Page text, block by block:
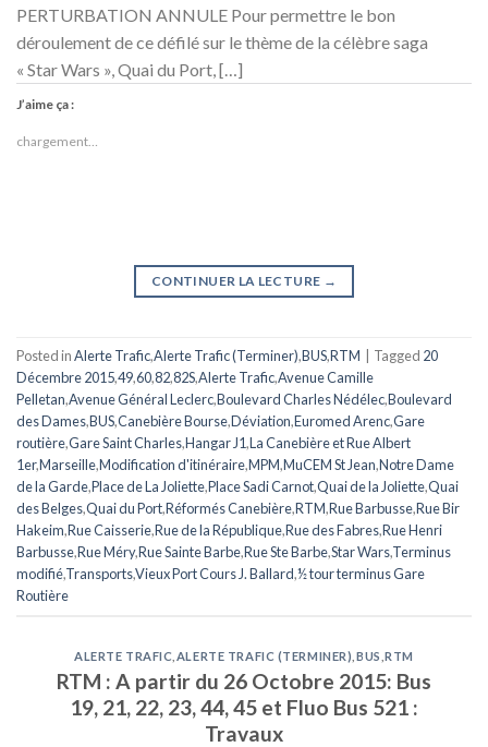
PERTURBATION ANNULE Pour permettre le bon
déroulement de ce défilé sur le thème de la célèbre saga
« Star Wars », Quai du Port, […]
J’aime ça :
chargement…
CONTINUER LA LECTURE →
Posted inAlerte Trafic,Alerte Trafic (Terminer),BUS,RTM Tagged 20
Décembre 2015,49,60,82,82S,Alerte Trafic,Avenue Camille
Pelletan,Avenue Général Leclerc,Boulevard Charles Nédélec,Boulevard
des Dames,BUS,Canebière Bourse,Déviation,Euromed Arenc,Gare
routière,Gare Saint Charles,Hangar J1,La Canebière et Rue Albert
1er,Marseille,Modification d'itinéraire,MPM,MuCEM St Jean,Notre Dame
de la Garde,Place de La Joliette,Place Sadi Carnot,Quai de la Joliette,Quai
des Belges,Quai du Port,Réformés Canebière,RTM,Rue Barbusse,Rue Bir
Hakeim,Rue Caisserie,Rue de la République,Rue des Fabres,Rue Henri
Barbusse,Rue Méry,Rue Sainte Barbe,Rue Ste Barbe,Star Wars,Terminus
modifié,Transports,Vieux Port Cours J. Ballard,½ tour terminus Gare
Routière
ALERTE TRAFIC ALERTE TRAFIC (TERMINER) BUS ,RTM
RTM : A partir du 26 Octobre 2015: Bus
19, 21, 22, 23, 44, 45 et Fluo Bus 521 :
Travaux